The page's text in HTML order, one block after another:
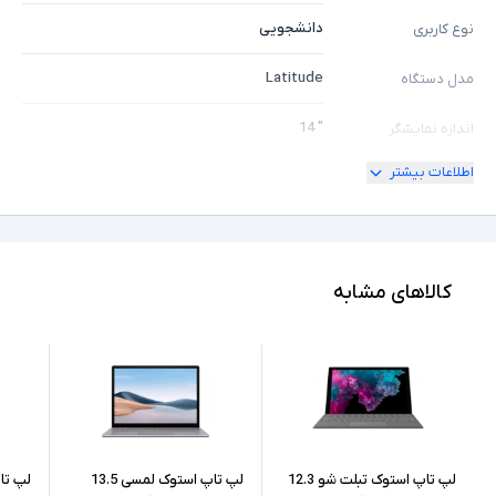
نوع کاربری دانشجویی
مدل دستگاه Latitude
اندازه نمایشگر " 14
امکان چرخش
نسل پردازنده
16GB
حافظه داخلی 512GB
اطلاعات بیشتر
کالاهای مشابه
لپ تاپ استوک تبلت شو 12.3
لپ تاپ استوک لمسی 13.5
لپ